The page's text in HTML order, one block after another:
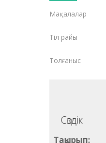
Мақалалар
Тіл райы
Толғаныс
Сөздік
Тақырып: